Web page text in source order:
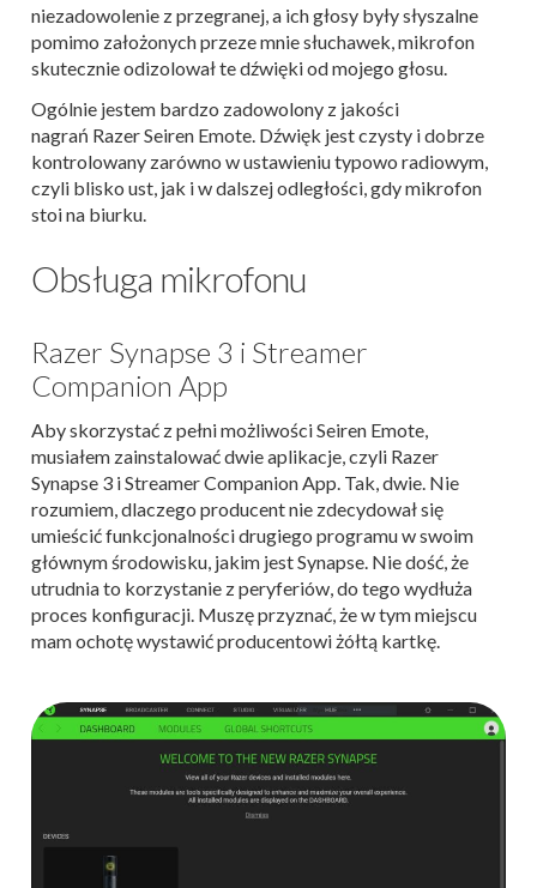
niezadowolenie z przegranej, a ich głosy były słyszalne
pomimo założonych przeze mnie słuchawek, mikrofon
skutecznie odizolował te dźwięki od mojego głosu.
Ogólnie jestem bardzo zadowolony z jakości
nagrań Razer Seiren Emote. Dźwięk jest czysty i dobrze
kontrolowany zarówno w ustawieniu typowo radiowym,
czyli blisko ust, jak i w dalszej odległości, gdy mikrofon
stoi na biurku.
Obsługa mikrofonu
Razer Synapse 3 i Streamer
Companion App
Aby skorzystać z pełni możliwości Seiren Emote,
musiałem zainstalować dwie aplikacje, czyli Razer
Synapse 3 i Streamer Companion App. Tak, dwie. Nie
rozumiem, dlaczego producent nie zdecydował się
umieścić funkcjonalności drugiego programu w swoim
głównym środowisku, jakim jest Synapse. Nie dość, że
utrudnia to korzystanie z peryferiów, do tego wydłuża
proces konfiguracji. Muszę przyznać, że w tym miejscu
mam ochotę wystawić producentowi żółtą kartkę.